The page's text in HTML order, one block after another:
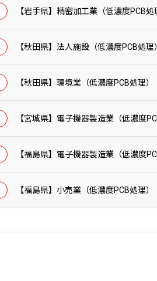
【岩手県】精密加工業（低濃度PCB処
【秋田県】法人施設（低濃度PCB処理）
【秋田県】環境業（低濃度PCB処理）
【宮城県】電子機器製造業（低濃度
【福島県】電子機器製造業（低濃度
【福島県】小売業（低濃度PCB処理）